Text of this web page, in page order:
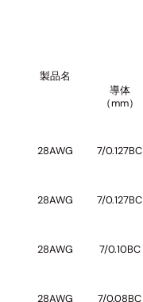
製品名
導体
（mm）
28AWG 7/0.127BC
28AWG 7/0.127BC
28AWG 7/0.10BC
28AWG 7/0.08BC